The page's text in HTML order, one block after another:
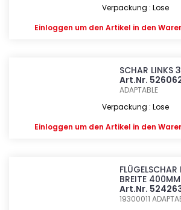
Verpackung : Lose
Einloggen um den Artikel in den
SCHAR LINKS
Art.Nr.
ADAPTABLE
Verpackung : Lose
Einloggen um den Artikel in den
BREITE 400MM
Art.Nr.
19300011